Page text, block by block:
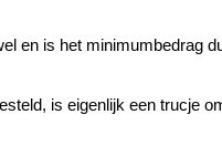
en is het minimumbedrag
is eigenlijk een trucje